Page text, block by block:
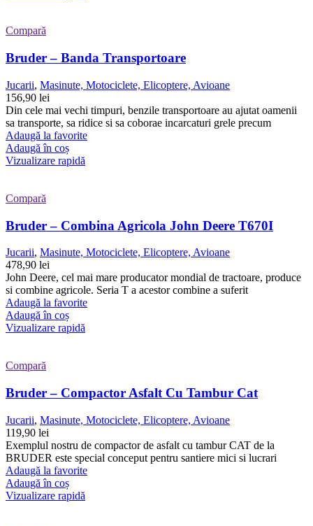
Compară
Bruder – Banda Transportoare
Jucarii, Masinute, Motociclete, Elicoptere, Avioane
156,90 lei
Din cele mai vechi timpuri, benzile transportoare au ajutat oamenii
sa transporte, sa ridice si sa coborae incarcaturi grele precum
Adaugă la favorite
Adaugă în coș
Vizualizare rapidă
Compară
Bruder – Combina Agricola John Deere T670I
Jucarii, Masinute, Motociclete, Elicoptere, Avioane
478,90 lei
John Deere, cel mai mare producator mondial de tractoare, produce
si combine agricole. Seria T a acestor combine a suferit
Adaugă la favorite
Adaugă în coș
Vizualizare rapidă
Compară
Bruder – Compactor Asfalt Cu Tambur Cat
Jucarii, Masinute, Motociclete, Elicoptere, Avioane
119,90 lei
Exemplul nostru de compactor de asfalt cu tambur CAT de la
BRUDER este special conceput pentru santiere mici si lucrari
Adaugă la favorite
Adaugă în coș
Vizualizare rapidă